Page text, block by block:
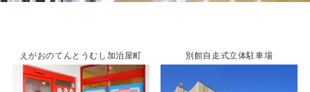
えがおのてんとうむし加治屋町 別館自走式立体駐車場